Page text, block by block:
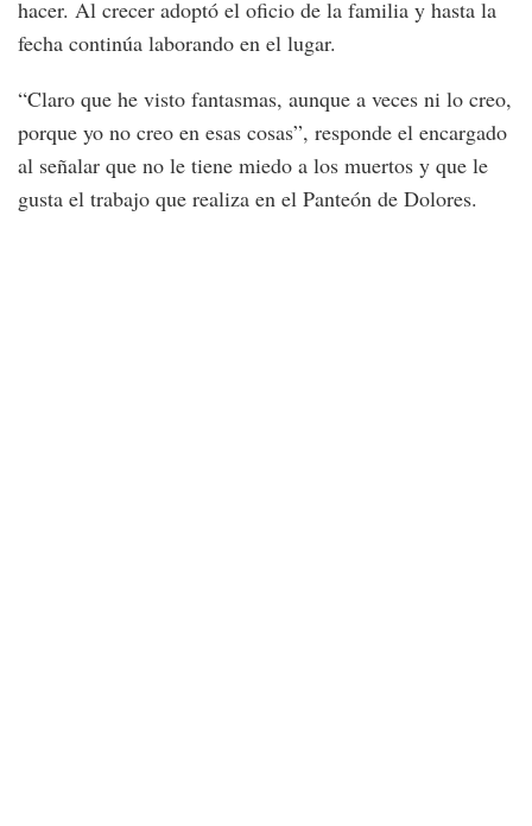
hacer. Al crecer adoptó el oficio de la familia y hasta la
fecha continúa laborando en el lugar.
“Claro que he visto fantasmas, aunque a veces ni lo creo,
porque yo no creo en esas cosas”, responde el encargado
al señalar que no le tiene miedo a los muertos y que le
gusta el trabajo que realiza en el Panteón de Dolores.